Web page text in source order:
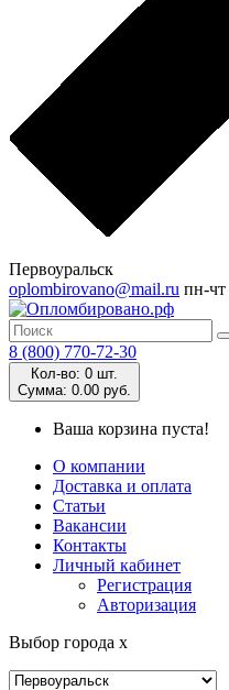
Первоуральск
oplombirovano@mail.ru пн-чт
8 (800) 770-72-30
Кол-во: 0 шт.
Cумма: 0.00 руб.
Ваша корзина пуста!
О компании
Доставка и оплата
Статьи
Вакансии
Контакты
Личный кабинет
Регистрация
Авторизация
Выбор города x